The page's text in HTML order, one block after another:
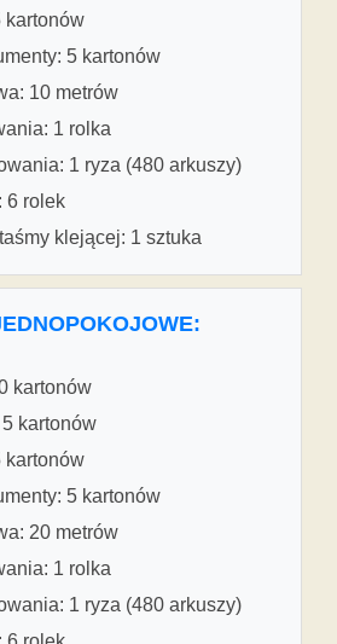
kartonów
5 kartonów
10 metrów
1 rolka
1 ryza (480 arkuszy)
6 rolek
klejącej: 1 sztuka
kartonów
kartonów
kartonów
5 kartonów
20 metrów
1 rolka
1 ryza (480 arkuszy)